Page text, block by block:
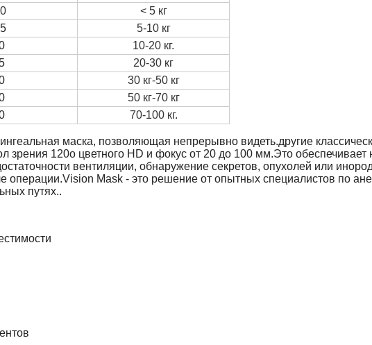
< 5 кг
5-10 кг
10-20 кг.
20-30 кг
30 кг-50 кг
50 кг-70 кг
70-100 кг.
маска, позволяющая непрерывно видеть.другие
зрения 120o цветного HD и фокус от 20 до 100 мм.Это
вентиляции, обнаружение секретов, опухолей или
операции.Vision Mask - это решение от опытных специалистов по
путях..